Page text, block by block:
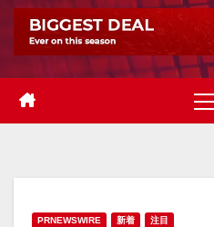
PRNEWSWIRE 新着 注目